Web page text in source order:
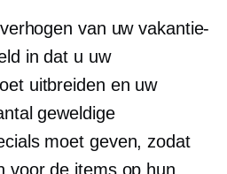
van uw vakantie-
in dat u uw
uitbreiden en uw
geweldige
moet geven, zodat
voor de items op hun